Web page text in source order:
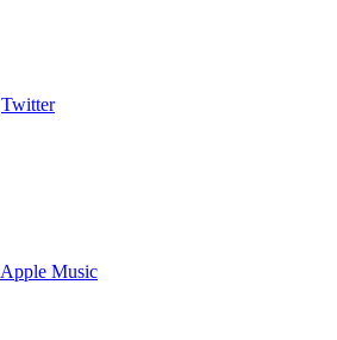
Twitter
Apple Music